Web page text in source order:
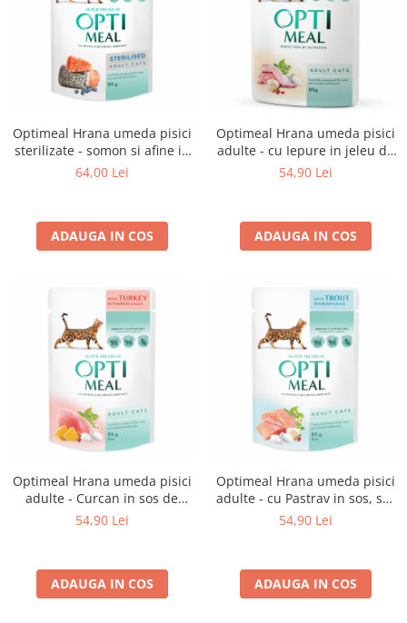
Optimeal Hrana umeda pisici
sterilizate - somon si afine in
jeleu, set 12*0,085kg
64,00 Lei
ADAUGA IN COS
Optimeal Hrana umeda pisici
adulte - cu Iepure in jeleu de
morcovi, set 12*0,085kg
54,90 Lei
ADAUGA IN COS
Optimeal Hrana umeda pisici
adulte - Curcan in sos de
dovleac, set 12*0,085kg
54,90 Lei
ADAUGA IN COS
Optimeal Hrana umeda pisici
adulte - cu Pastrav in sos, set
12*0,085kg
54,90 Lei
ADAUGA IN COS